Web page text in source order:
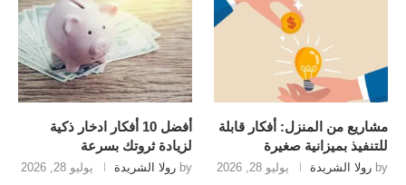
مشاريع من المنزل: أفكار قابلة
للتنفيذ بميزانية صغيرة
by رولا الشريدة يوليو 28, 2026
أفضل 10 أفكار ادخار ذكية
لزيادة ثروتك بسرعة
by رولا الشريدة يوليو 28, 2026